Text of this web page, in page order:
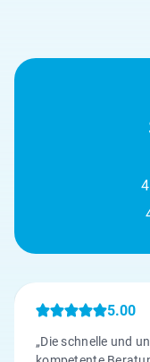
5.00
„Die schnelle und